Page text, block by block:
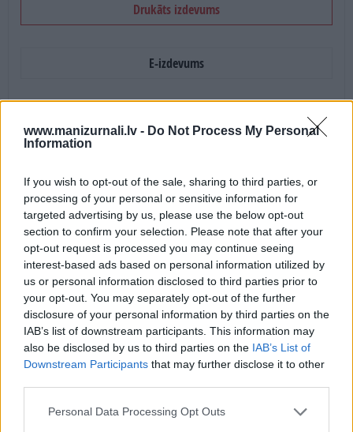
www.manizurnali.lv - Do Not Process My Personal
Information
If you wish to opt-out of the sale, sharing to third parties, or
processing of your personal or sensitive information for
targeted advertising by us, please use the below opt-out
section to confirm your selection. Please note that after your
opt-out request is processed you may continue seeing
interest-based ads based on personal information utilized by
us or personal information disclosed to third parties prior to
your opt-out. You may separately opt-out of the further
disclosure of your personal information by third parties on the
IAB’s list of downstream participants. This information may
also be disclosed by us to third parties on the IAB’s List of
Downstream Participants that may further disclose it to other
Personal Data Processing Opt Outs
Drukāts izdevums
E-izdevums
2026. gada septembris
Mēnešu skaits:
4 mēneši /36.00 Eur
17 izdevumi / 2.12 Eur par izdevumu *
*Visas cenas portālā ManiZurnali.lv norādītas € ar PVN.
Žurnālu izdevumu skaits var atšķirties, kā to nosaka Lietošanas
noteikumi